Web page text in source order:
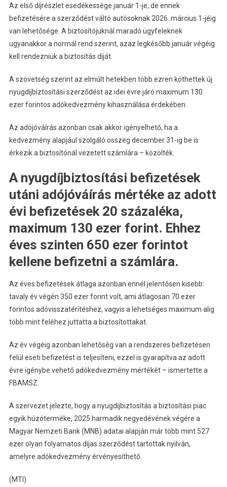
Az első díjrészlet esedékessége január 1-je, de ennek
befizetésére a szerződést váltó autósoknak 2026. március 1-jéig
van lehetősége. A biztosítójuknál maradó ügyfeleknek
ugyanakkor a normál rend szerint, azaz legkésőbb január végéig
kell rendezniük a biztosítás díját.
A szövetség szerint az elmúlt hetekben több ezren köthettek új
nyugdíjbiztosítási szerződést az idei évre járó maximum 130
ezer forintos adókedvezmény kihasználása érdekében.
Az adójóváírás azonban csak akkor igényelhető, ha a
kedvezmény alapjául szolgáló összeg december 31-ig be is
érkezik a biztosítónál vezetett számlára – közölték.
A nyugdíjbiztosítási befizetések
utáni adójóváírás mértéke az adott
évi befizetések 20 százaléka,
maximum 130 ezer forint. Ehhez
éves szinten 650 ezer forintot
kellene befizetni a számlára.
Az éves befizetések átlaga azonban ennél jelentősen kisebb:
tavaly év végén 350 ezer forint volt, ami átlagosan 70 ezer
forintos adóvisszatérítéshez, vagyis a lehetséges maximum alig
több mint feléhez juttatta a biztosítottakat.
Az év végéig azonban lehetőség van a rendszeres befizetésen
felül eseti befizetést is teljesíteni, ezzel is gyarapítva az adott
évre igénybe vehető adókedvezmény mértékét – ismertette a
FBAMSZ.
A szervezet jelezte, hogy a nyugdíjbiztosítás a biztosítási piac
egyik húzóterméke, 2025 harmadik negyedévének végére a
Magyar Nemzeti Bank (MNB) adatai alapján már több mint 527
ezer olyan folyamatos díjas szerződést tartottak nyilván,
amelyre adókedvezmény érvényesíthető.
(MTI)